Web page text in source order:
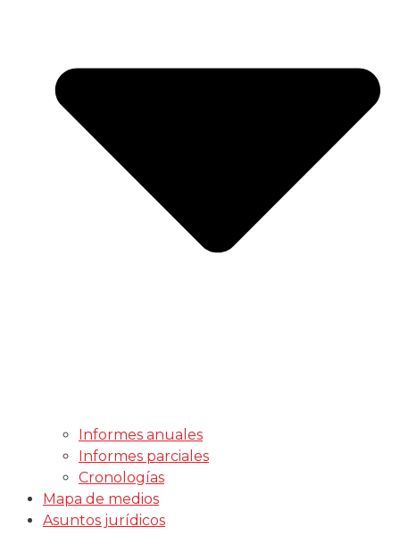
Informes anuales
Informes parciales
Cronologías
Mapa de medios
Asuntos jurídicos